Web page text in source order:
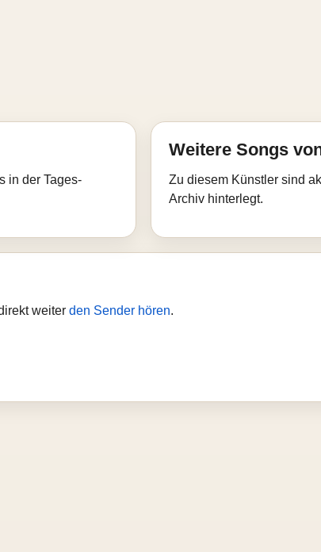
in der Tages-
Weitere Songs
Zu diesem Künstler sind
Archiv hinterlegt.
weiter den Sender hören.